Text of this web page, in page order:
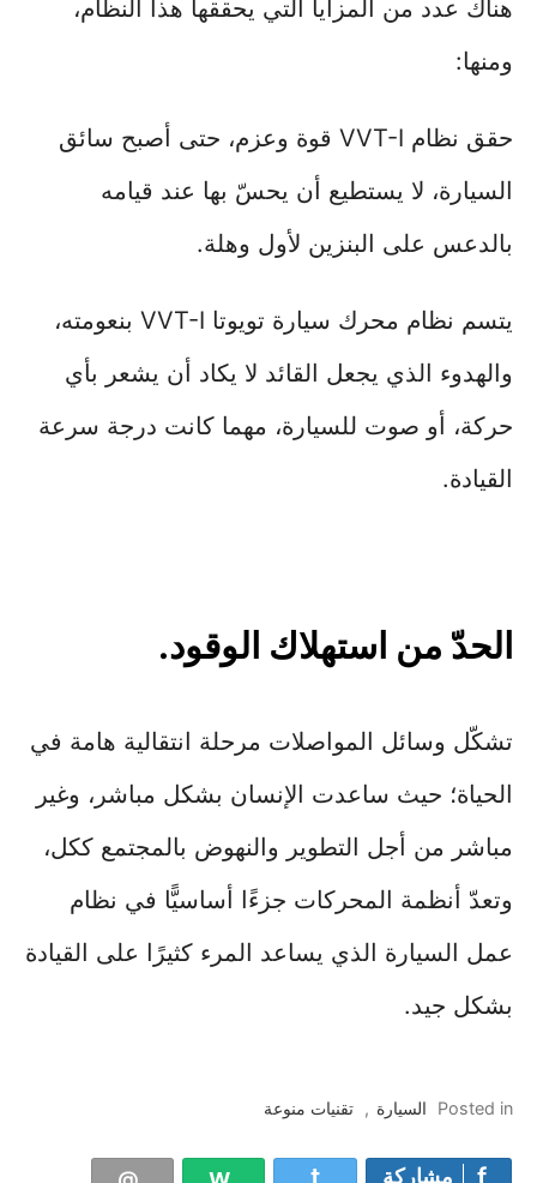
هناك عدد من المزايا التي يحققها هذا النظام،
ومنها:
حقق نظام VVT-I قوة وعزم، حتى أصبح سائق
السيارة، لا يستطيع أن يحسّ بها عند قيامه
بالدعس على البنزين لأول وهلة.
يتسم نظام محرك سيارة تويوتا VVT-I بنعومته،
والهدوء الذي يجعل القائد لا يكاد أن يشعر بأي
حركة، أو صوت للسيارة، مهما كانت درجة سرعة
القيادة.
الحدّ من استهلاك الوقود.
تشكّل وسائل المواصلات مرحلة انتقالية هامة في
الحياة؛ حيث ساعدت الإنسان بشكل مباشر، وغير
مباشر من أجل التطوير والنهوض بالمجتمع ككل،
وتعدّ أنظمة المحركات جزءًا أساسيًّا في نظام
عمل السيارة الذي يساعد المرء كثيرًا على القيادة
بشكل جيد.
Posted in السيارة , تقنيات منوعة
مشاركة